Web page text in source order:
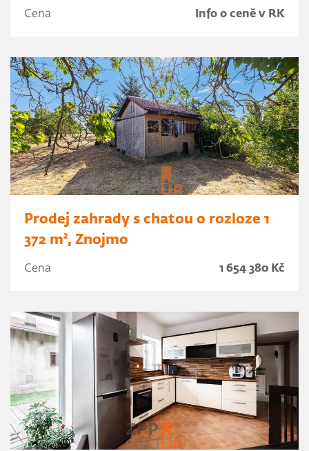
Cena Info o ceně v RK
Prodej zahrady s chatou o rozloze 1
372 m², Znojmo
Cena 1 654 380 Kč